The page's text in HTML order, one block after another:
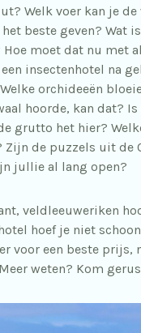
Welk voer kan je
beste geven? Wat
Hoe moet dat nu met
insectenhotel na
orchideeën
hoorde, kan dat? Is
grutto het hier?
Zijn de puzzels uit de
jullie al lang open?
veldleeuweriken
hoef je niet
voor een beste
weten? Kom